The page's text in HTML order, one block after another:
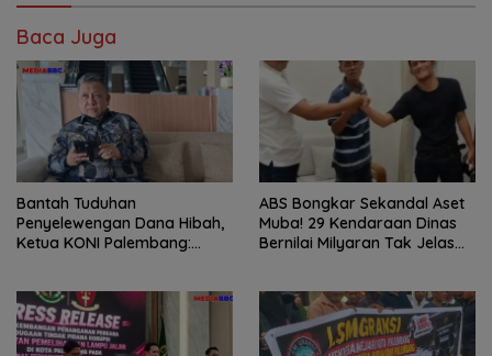
Baca Juga
Bantah Tuduhan
Penyelewengan Dana Hibah,
Ketua KONI Palembang:
ABS Bongkar Sekandal Aset
Muba! 29 Kendaraan Dinas
Bernilai Milyaran Tak Jelas